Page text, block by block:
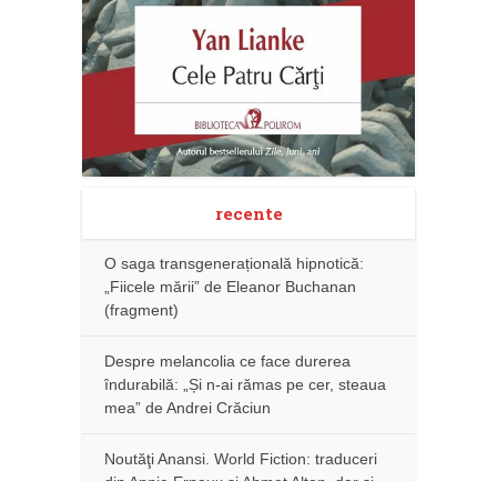
recente
O saga transgenerațională hipnotică:
„Fiicele mării” de Eleanor Buchanan
(fragment)
Despre melancolia ce face durerea
îndurabilă: „Și n-ai rămas pe cer, steaua
mea” de Andrei Crăciun
Noutăţi Anansi. World Fiction: traduceri